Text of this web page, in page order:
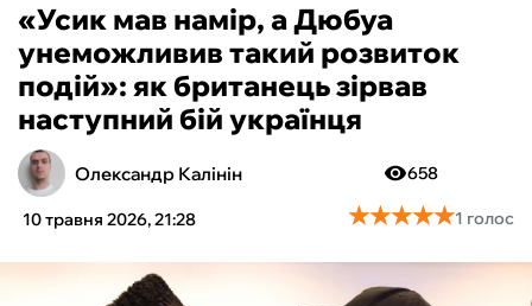
БОКС
ХОКЕЙ
ТЕНІС
КІБЕРСПОРТ
«Усик мав намір, а Дюбуа
унеможливив такий розвиток
подій»: як британець зірвав
наступний бій українця
Олександр Калінін
10 травня 2026, 21:28
658
★★★★★
★★★★★1 голос